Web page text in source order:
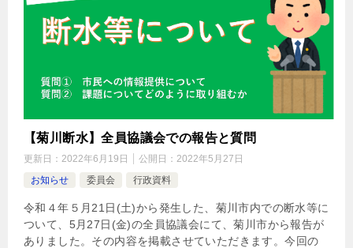
【菊川断水】全員協議会での報告と質問
更新日： 2022年6月19日 公開日： 2022年5月27日
お知らせ
委員会 行政資料
令和４年５月21日(土)から発生した、菊川市内での断水等に
ついて、5月27日(金)の全員協議会にて、菊川市から報告が
ありました。その内容を掲載させていただきます。今回の